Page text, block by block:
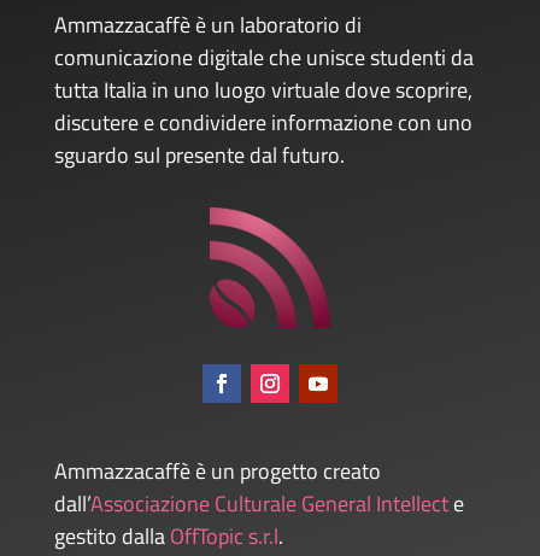
Ammazzacaffè è un laboratorio di
comunicazione digitale che unisce studenti da
tutta Italia in uno luogo virtuale dove scoprire,
discutere e condividere informazione con uno
sguardo sul presente dal futuro.
Ammazzacaffè è un progetto creato
dall’Associazione Culturale General Intellecte
gestito dallaOffTopic s.r.l.